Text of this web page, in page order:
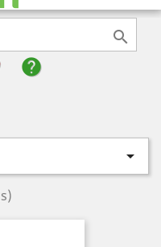

reply-text
help
